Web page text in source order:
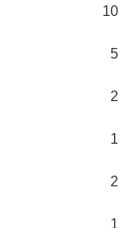
10
5
2
1
2
1